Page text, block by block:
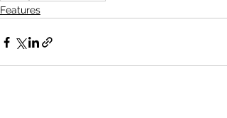
Features